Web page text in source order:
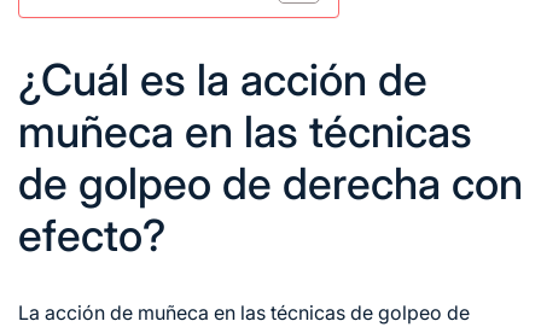
¿Cuál es la acción de
muñeca en las técnicas
de golpeo de derecha con
efecto?
La acción de muñeca en las técnicas de golpeo de